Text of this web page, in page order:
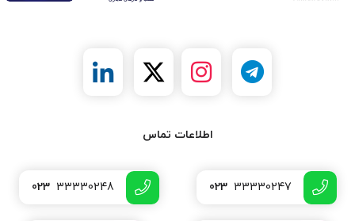
اطلاعات تماس
023 33330247
023 33330248